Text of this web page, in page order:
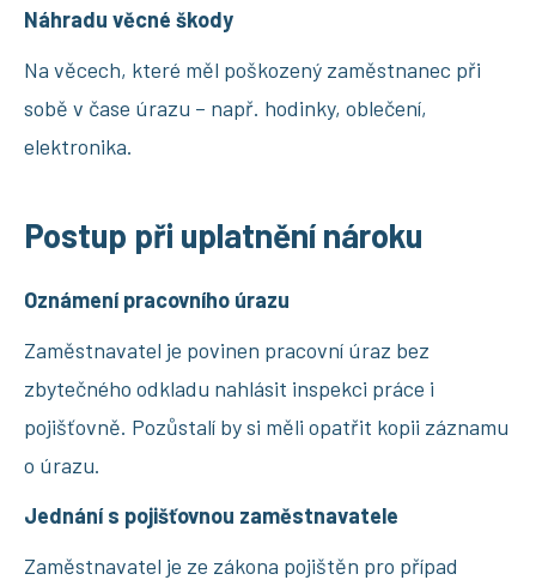
Náhradu věcné škody
Na věcech, které měl poškozený zaměstnanec při
sobě v čase úrazu – např. hodinky, oblečení,
elektronika.
Postup při uplatnění nároku
Oznámení pracovního úrazu
Zaměstnavatel je povinen pracovní úraz bez
zbytečného odkladu nahlásit inspekci práce i
pojišťovně. Pozůstalí by si měli opatřit kopii záznamu
o úrazu.
Jednání s pojišťovnou zaměstnavatele
Zaměstnavatel je ze zákona pojištěn pro případ